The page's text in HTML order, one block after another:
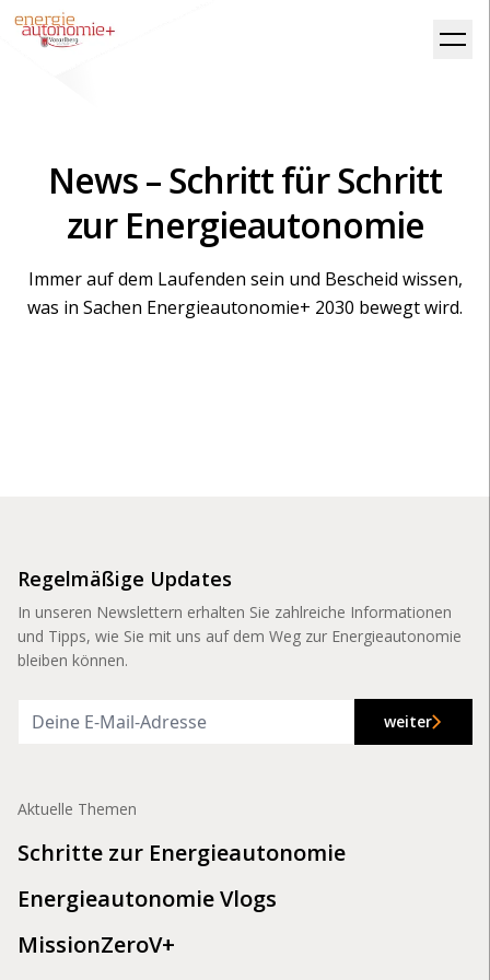
News – Schritt für Schritt
zur Energieautonomie
Immer auf dem Laufenden sein und Bescheid wissen,
was in Sachen Energieautonomie+ 2030 bewegt wird.
Regelmäßige Updates
In unseren Newslettern erhalten Sie zahlreiche Informationen
und Tipps, wie Sie mit uns auf dem Weg zur Energieautonomie
bleiben können.
weiter
Aktuelle Themen
Schritte zur Energieautonomie
Energieautonomie Vlogs
MissionZeroV+